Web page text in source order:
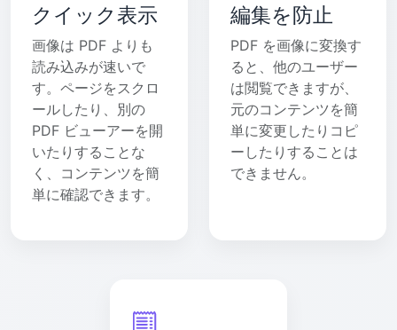
クイック表示
画像は PDF よりも
読み込みが速いで
す。ページをスクロ
ールしたり、別の
PDF ビューアーを開
いたりすることな
く、コンテンツを簡
単に確認できます。
編集を防止
PDF を画像に変換す
ると、他のユーザー
は閲覧できますが、
元のコンテンツを簡
単に変更したりコピ
ーしたりすることは
できません。